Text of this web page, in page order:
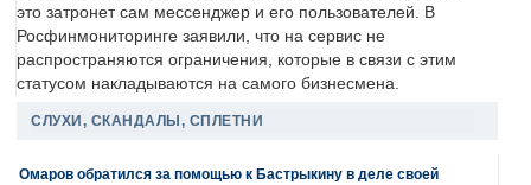
это затронет сам мессенджер и его пользователей. В
Росфинмониторинге заявили, что на сервис не
распространяются ограничения, которые в связи с этим
статусом накладываются на самого бизнесмена.
СЛУХИ, СКАНДАЛЫ, СПЛЕТНИ
Омаров обратился за помощью к Бастрыкину в деле своей